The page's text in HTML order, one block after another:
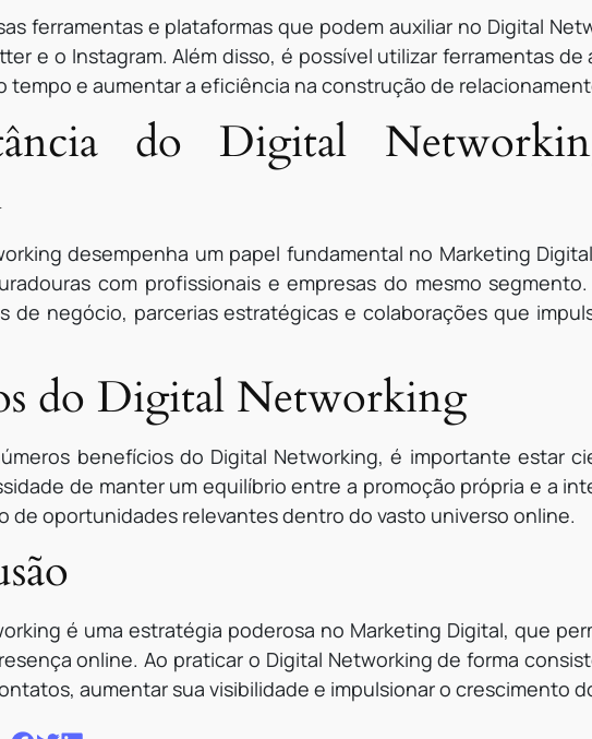
ferramentas e plataformas que podem auxiliar no Digital
e o Instagram. Além disso, é possível utilizar ferramentas
tempo e aumentar a eficiência na construção de
do Digital
desempenha um papel fundamental no Marketing
com profissionais e empresas do mesmo
de negócio, parcerias estratégicas e colaborações que
do Digital Networking
benefícios do Digital Networking, é importante estar
de manter um equilíbrio entre a promoção própria e a
de oportunidades relevantes dentro do vasto universo online.
é uma estratégia poderosa no Marketing Digital, que
online. Ao praticar o Digital Networking de forma
aumentar sua visibilidade e impulsionar o crescimento